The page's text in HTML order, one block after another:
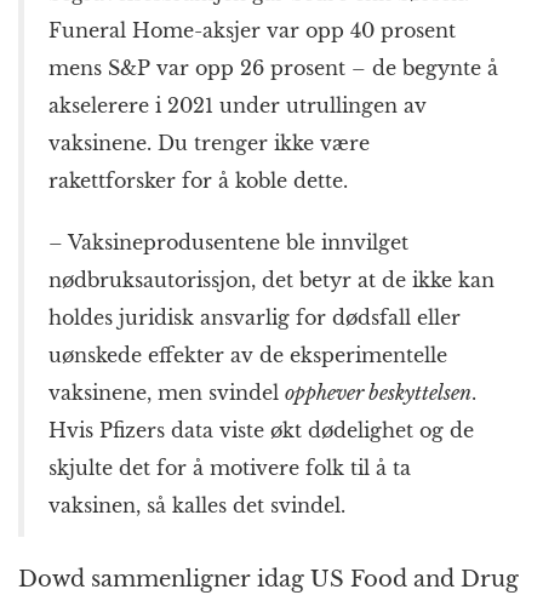
Funeral Home-aksjer var opp 40 prosent
mens S&P var opp 26 prosent – de begynte å
akselerere i 2021 under utrullingen av
vaksinene. Du trenger ikke være
rakettforsker for å koble dette.
– Vaksineprodusentene ble innvilget
nødbruksautorissjon, det betyr at de ikke kan
holdes juridisk ansvarlig for dødsfall eller
uønskede effekter av de eksperimentelle
vaksinene, men svindel opphever beskyttelsen.
Hvis Pfizers data viste økt dødelighet og de
skjulte det for å motivere folk til å ta
vaksinen, så kalles det svindel.
Dowd sammenligner idag US Food and Drug